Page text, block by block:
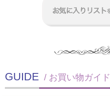
GUIDE / お買い物ガイド